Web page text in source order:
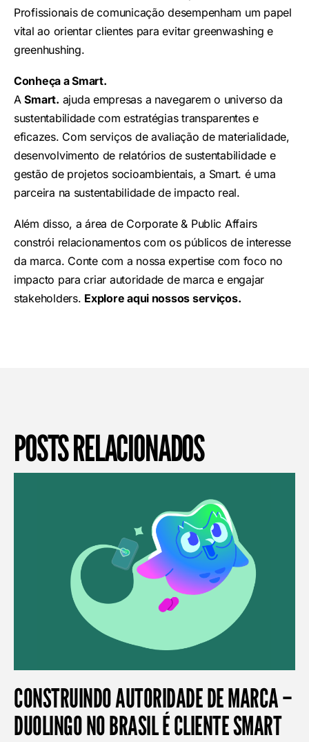
Profissionais de comunicação desempenham um papel
vital ao orientar clientes para evitar greenwashing e
greenhushing.
Conheça a Smart.
ASmart. ajuda empresas a navegarem o universo da
sustentabilidade com estratégias transparentes e
eficazes. Com serviços de avaliação de materialidade,
desenvolvimento de relatórios de sustentabilidade e
gestão de projetos socioambientais, a Smart. é uma
parceira na sustentabilidade de impacto real.
Além disso, a área de Corporate & Public Affairs
constrói relacionamentos com os públicos de interesse
da marca. Conte com a nossa expertise com foco no
impacto para criar autoridade de marca e engajar
stakeholders. Explore aqui nossos serviços.
POSTS RELACIONADOS
CONSTRUINDO AUTORIDADE DE MARCA –
DUOLINGO NO BRASIL É CLIENTE SMART